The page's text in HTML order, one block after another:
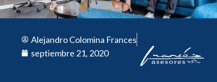
Alejandro Colomina Frances
septiembre 21, 2020